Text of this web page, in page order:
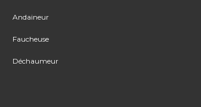
Andaineur
Faucheuse
Déchaumeur